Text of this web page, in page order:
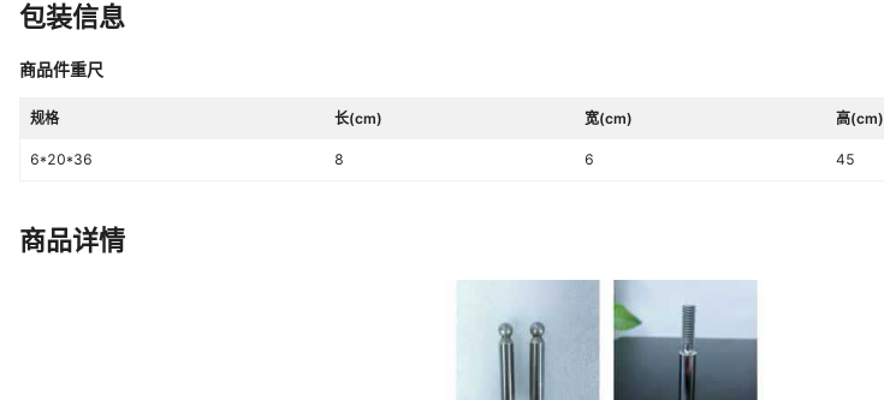
包装信息
商品件重尺
规格 长(cm) 宽(cm) 高(cm)
6*20*36 8 6 45
商品详情